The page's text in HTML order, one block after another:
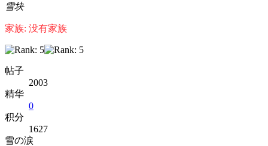
雪块
家族: 没有家族
帖子
2003
精华
0
积分
1627
雪の涙